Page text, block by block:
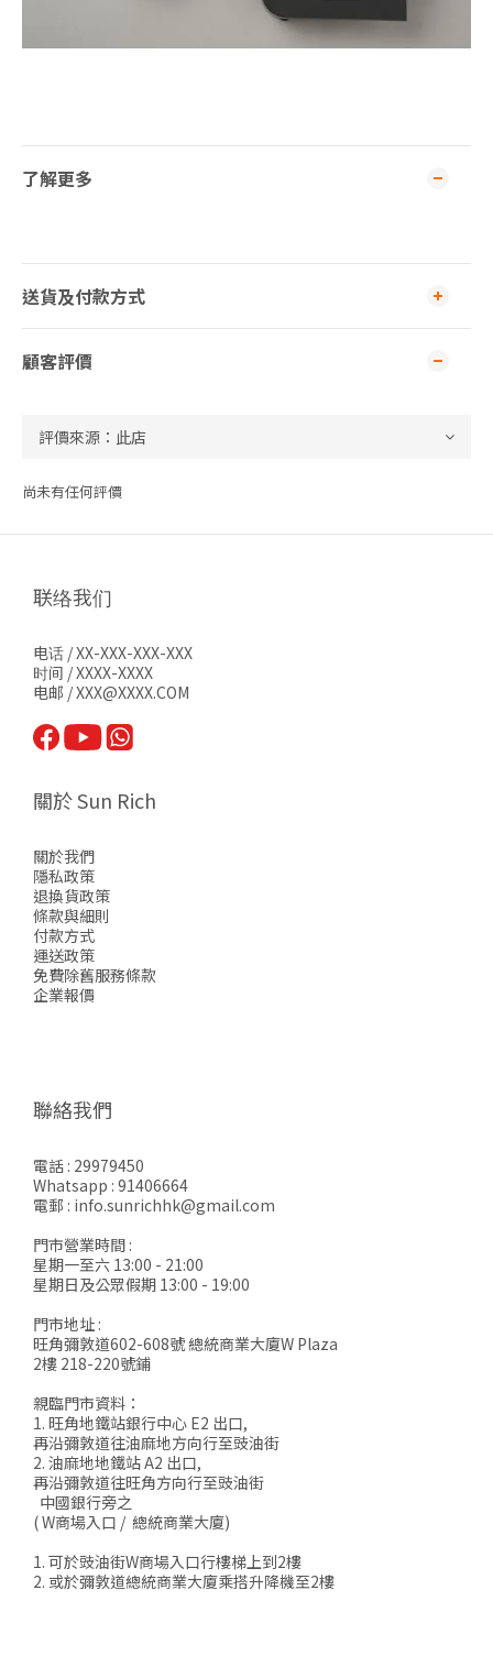
了解更多
送貨及付款方式
顧客評價
尚未有任何評價
联络我们
电话 / XX-XXX-XXX-XXX
时间 / XXXX-XXXX
电邮 / XXX@XXXX.COM
關於 Sun Rich
關於我們
隱私政策
退換貨政策
條款與細則
付款方式
運送政策
免費除舊服務條款
企業報價
聯絡我們
電話 : 29979450
Whatsapp : 91406664
電郵 : info.sunrichhk@gmail.com
門市營業時間 :
星期一至六 13:00 - 21:00
星期日及公眾假期 13:00 - 19:00
門市地址 :
旺角彌敦道602-608號 總統商業大廈W Plaza
2樓 218-220號鋪
親臨門市資料：
1. 旺角地鐵站銀行中心 E2 出口,
再沿彌敦道往油麻地方向行至豉油街
2. 油麻地地鐵站 A2 出口,
再沿彌敦道往旺角方向行至豉油街
中國銀行旁之
( W商場入口 / 總統商業大廈)
1. 可於豉油街W商場入口行樓梯上到2樓
2. 或於彌敦道總統商業大廈乘搭升降機至2樓